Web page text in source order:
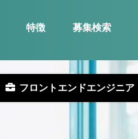
特徴 募集検索
フロントエンドエンジニア